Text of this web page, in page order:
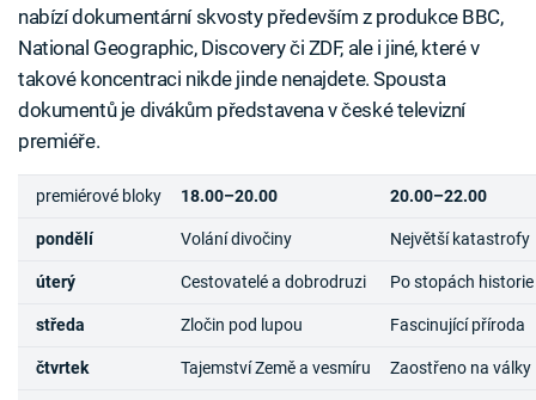
nabízí dokumentární skvosty především z produkce BBC,
National Geographic, Discovery či ZDF, ale i jiné, které v
takové koncentraci nikde jinde nenajdete. Spousta
dokumentů je divákům představena v české televizní
premiéře.
premiérové bloky 18.00–20.00 20.00–22.00
pondělí Volání divočiny Největší katastrofy
úterý Cestovatelé a dobrodruzi Po stopách historie
středa Zločin pod lupou Fascinující příroda
čtvrtek Tajemství Země a vesmíru Zaostřeno na války